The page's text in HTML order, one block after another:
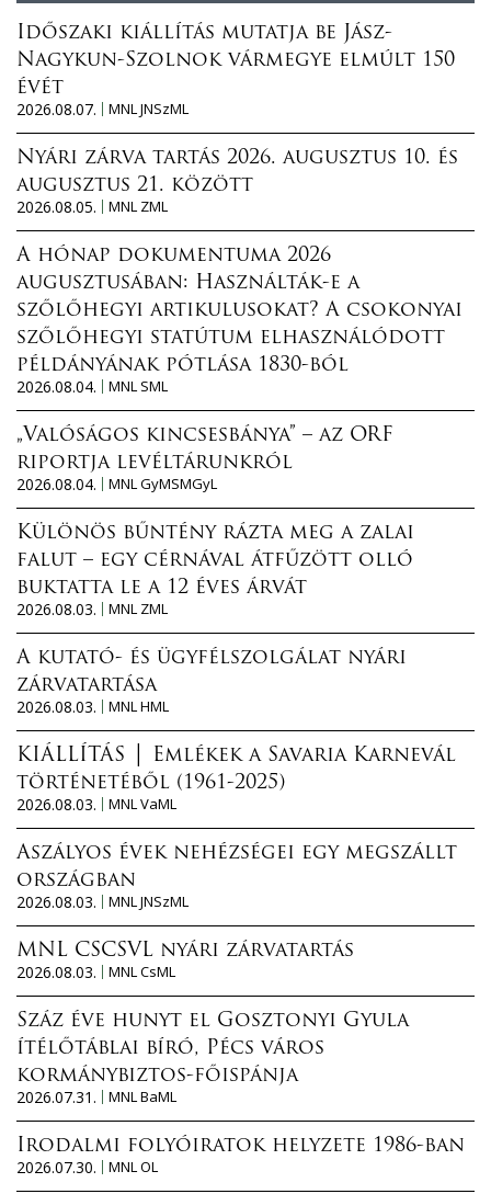
Időszaki kiállítás mutatja be Jász-
Nagykun-Szolnok vármegye elmúlt 150
évét
2026.08.07.
MNL JNSzML
Nyári zárva tartás 2026. augusztus 10. és
augusztus 21. között
2026.08.05.
MNL ZML
A hónap dokumentuma 2026
augusztusában: Használták-e a
szőlőhegyi artikulusokat? A csokonyai
szőlőhegyi statútum elhasználódott
példányának pótlása 1830-ból
2026.08.04.
MNL SML
„Valóságos kincsesbánya” – az ORF
riportja levéltárunkról
2026.08.04.
MNL GyMSMGyL
Különös bűntény rázta meg a zalai
falut – egy cérnával átfűzött olló
buktatta le a 12 éves árvát
2026.08.03.
MNL ZML
A kutató- és ügyfélszolgálat nyári
zárvatartása
2026.08.03.
MNL HML
KIÁLLÍTÁS │ Emlékek a Savaria Karnevál
történetéből (1961-2025)
2026.08.03.
MNL VaML
Aszályos évek nehézségei egy megszállt
országban
2026.08.03.
MNL JNSzML
MNL CSCSVL nyári zárvatartás
2026.08.03.
MNL CsML
Száz éve hunyt el Gosztonyi Gyula
ítélőtáblai bíró, Pécs város
kormánybiztos-főispánja
2026.07.31.
MNL BaML
Irodalmi folyóiratok helyzete 1986-ban
2026.07.30.
MNL OL